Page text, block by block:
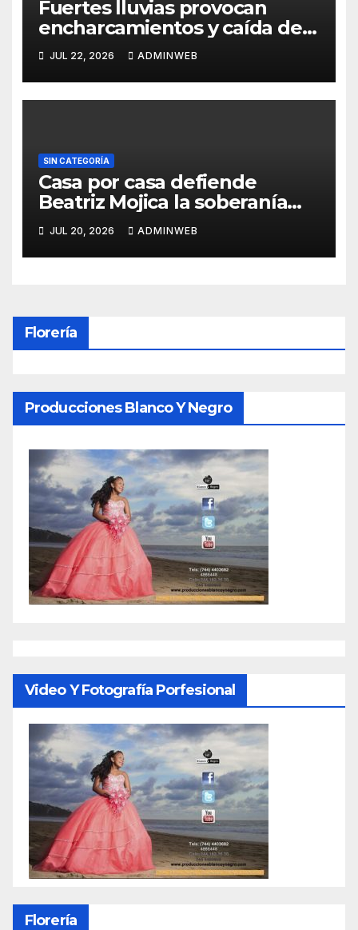
Fuertes lluvias provocan
encharcamientos y caída de
un árbol, sin daños graves en
Acapulco
JUL 22, 2026 ADMINWEB
SIN CATEGORÍA
Casa por casa defiende
Beatriz Mojica la soberanía
nacional en Tlapa
JUL 20, 2026 ADMINWEB
Florería
Producciones Blanco Y Negro
Video Y Fotografía Porfesional
Florería